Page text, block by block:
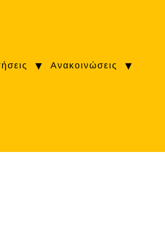
Ανακοινώσεις